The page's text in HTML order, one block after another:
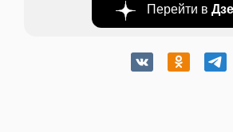
Перейти в